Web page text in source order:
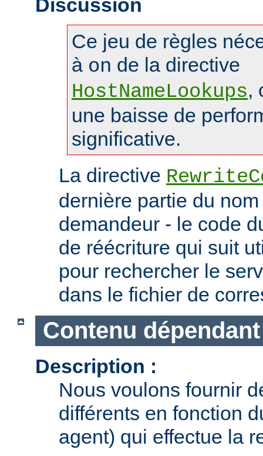
Discussion
Ce jeu de règles
à on de la directive
HostNameLookups,
une baisse de
significative.
La directive
dernière partie du
demandeur - le code
de réécriture qui suit
pour rechercher le
dans le fichier de
Contenu
Description :
Nous voulons fournir
différents en fonction
agent) qui effectue la